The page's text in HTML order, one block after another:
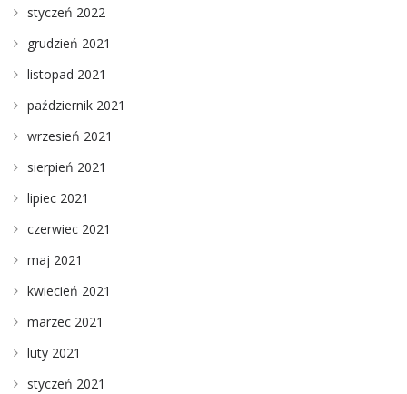
styczeń 2022
grudzień 2021
listopad 2021
październik 2021
wrzesień 2021
sierpień 2021
lipiec 2021
czerwiec 2021
maj 2021
kwiecień 2021
marzec 2021
luty 2021
styczeń 2021